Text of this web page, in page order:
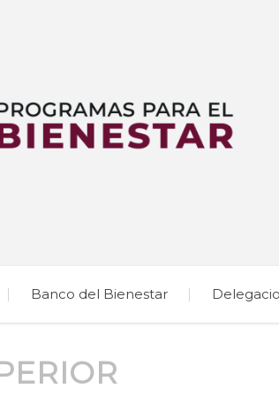
Banco del Bienestar